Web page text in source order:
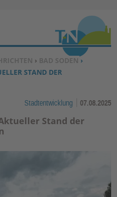
springen ↓
› BAD SODEN ›
STAND DER
Stadtentwicklung 07.08.2025
Stand der